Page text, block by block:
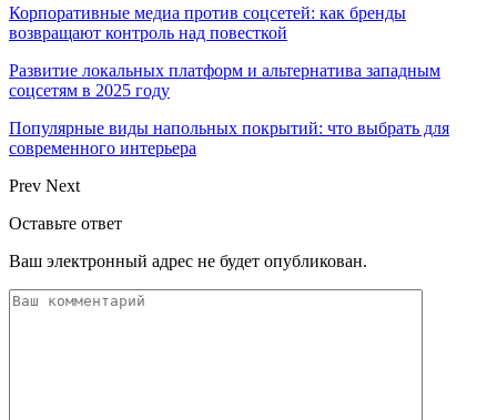
Корпоративные медиа против соцсетей: как бренды
возвращают контроль над повесткой
Развитие локальных платформ и альтернатива западным
соцсетям в 2025 году
Популярные виды напольных покрытий: что выбрать для
современного интерьера
Prev Next
Оставьте ответ
Ваш электронный адрес не будет опубликован.